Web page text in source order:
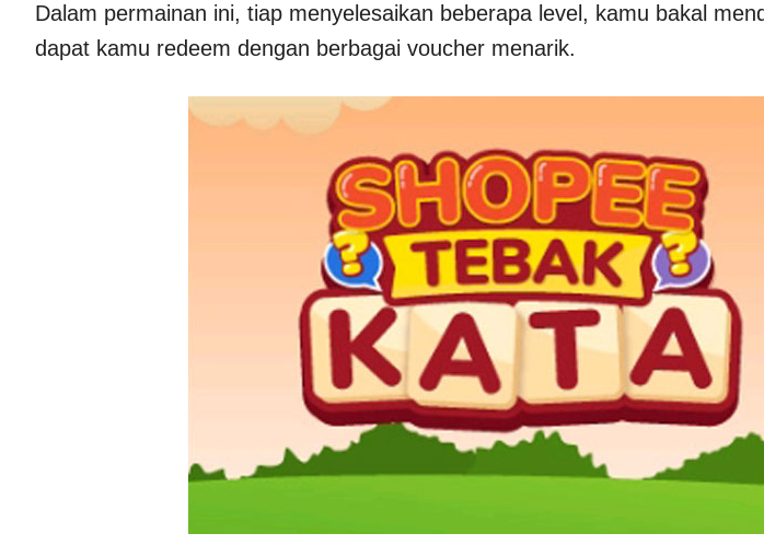
Dalam permainan ini, tiap menyelesaikan beberapa level, kamu bakal
dapat kamu redeem dengan berbagai voucher menarik.